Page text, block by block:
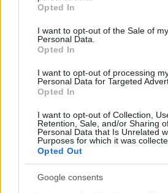
use your data for below specified
consent section.
Opted In
I want to opt-out of the Sale of my
Personal Data.
Opted In
I want to opt-out of processing
Personal Data for Targeted
Opted In
I want to opt-out of Collection,
Retention, Sale, and/or Sharing
Personal Data that Is Unrelated
Purposes for which it was
Opted Out
Google consents
CRIPTOVALUTE
XRP Ledger, Bitcoin e le sanzioni